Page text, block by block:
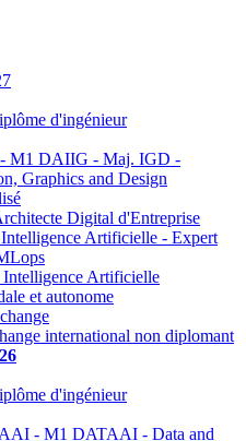
d'ingénieur
M1 DAIIG - Maj. IGD -
Graphics and Design
Digital d'Entreprise
Artificielle - Expert
Artificielle
et autonome
international non diplomant
d'ingénieur
- M1 DATAAI - Data and